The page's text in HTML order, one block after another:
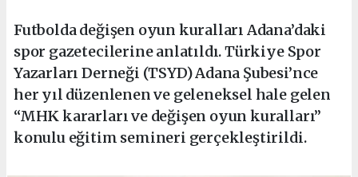
Futbolda değişen oyun kuralları Adana’daki
spor gazetecilerine anlatıldı. Türkiye Spor
Yazarları Derneği (TSYD) Adana Şubesi’nce
her yıl düzenlenen ve geleneksel hale gelen
“MHK kararları ve değişen oyun kuralları”
konulu eğitim semineri gerçekleştirildi.